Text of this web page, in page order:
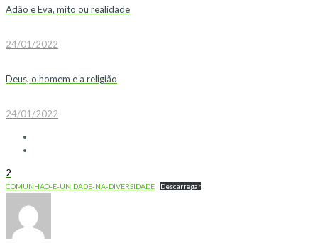
Adão e Eva, mito ou realidade
24/01/2022
Deus, o homem e a religião
24/01/2022
2
COMUNHAO-E-UNIDADE-NA-DIVERSIDADE Descarregar